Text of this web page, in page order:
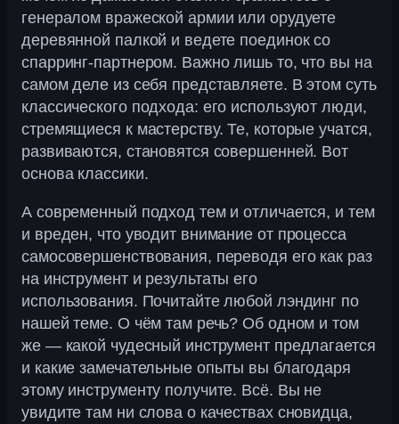
генералом вражеской армии или орудуете
деревянной палкой и ведете поединок со
спарринг-партнером. Важно лишь то, что вы на
самом деле из себя представляете. В этом суть
классического подхода: его используют люди,
стремящиеся к мастерству. Те, которые учатся,
развиваются, становятся совершенней. Вот
основа классики.
А современный подход тем и отличается, и тем
и вреден, что уводит внимание от процесса
самосовершенствования, переводя его как раз
на инструмент и результаты его
использования. Почитайте любой лэндинг по
нашей теме. О чём там речь? Об одном и том
же — какой чудесный инструмент предлагается
и какие замечательные опыты вы благодаря
этому инструменту получите. Всё. Вы не
увидите там ни слова о качествах сновидца,